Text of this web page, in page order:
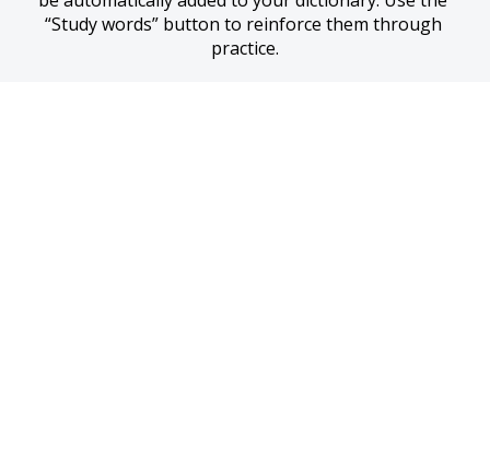
“Study words” button to reinforce them through
practice.